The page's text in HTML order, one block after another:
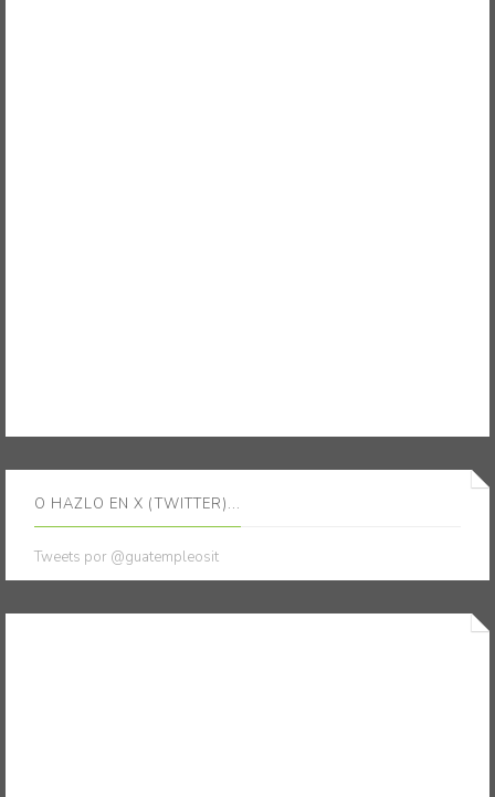
O HAZLO EN X (TWITTER)...
Tweets por @guatempleosit